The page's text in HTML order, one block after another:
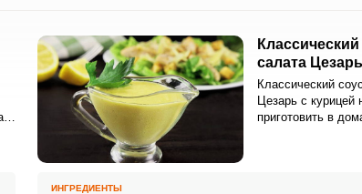
салата
Классический
Цезарь с курицей
приготовить в
ИНГРЕДИЕНТЫ